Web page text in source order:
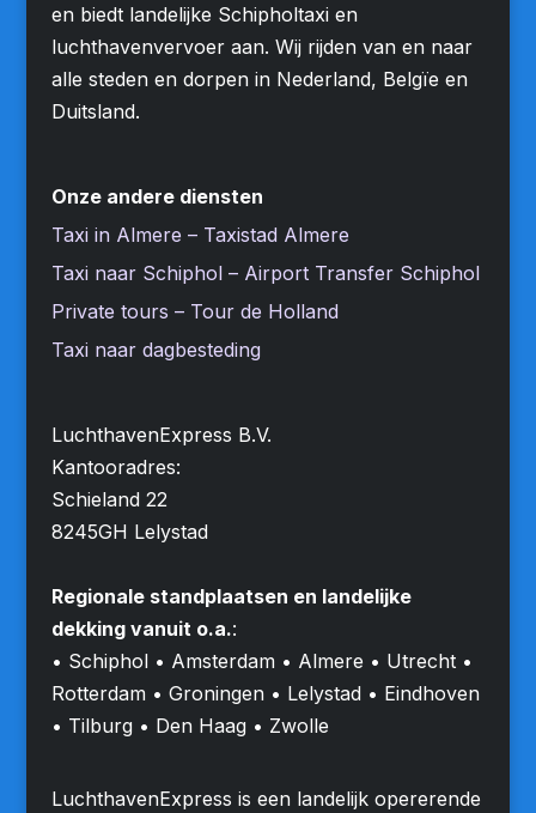
en biedt landelijke Schipholtaxi en
luchthavenvervoer aan. Wij rijden van en naar
alle steden en dorpen in Nederland, Belgïe en
Duitsland.
Onze andere diensten
Taxi in Almere – Taxistad Almere
Taxi naar Schiphol – Airport Transfer Schiphol
Private tours – Tour de Holland
Taxi naar dagbesteding
LuchthavenExpress B.V.
Kantooradres:
Schieland 22
8245GH Lelystad
Regionale standplaatsen en landelijke
dekking vanuit o.a.:
• Schiphol • Amsterdam • Almere • Utrecht •
Rotterdam • Groningen • Lelystad • Eindhoven
• Tilburg • Den Haag • Zwolle
LuchthavenExpress is een landelijk opererende